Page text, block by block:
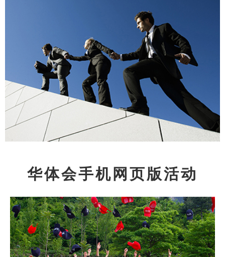
华体会手机网页版活动